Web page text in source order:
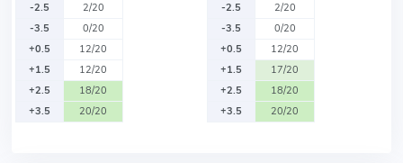
-2.5
2/20
-3.5
0/20
+0.5
12/20
+1.5
12/20
+2.5
18/20
+3.5
20/20
-2.5
2/20
-3.5
0/20
+0.5
12/20
+1.5
17/20
+2.5
18/20
+3.5
20/20